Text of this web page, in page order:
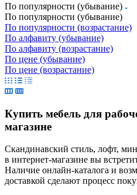
По популярности (убывание)
По популярности (убывание)
По популярности (возрастание)
По алфавиту (убывание)
По алфавиту (возрастание)
По цене (убывание)
По цене (возрастание)
Купить мебель для
магазине
Скандинавский стиль, лофт,
в интернет-магазине вы
Наличие онлайн-каталога и
доставкой сделают процесс